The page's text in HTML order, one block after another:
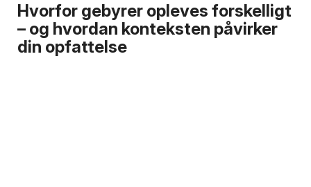
Hvorfor gebyrer opleves forskelligt
– og hvordan konteksten påvirker
din opfattelse